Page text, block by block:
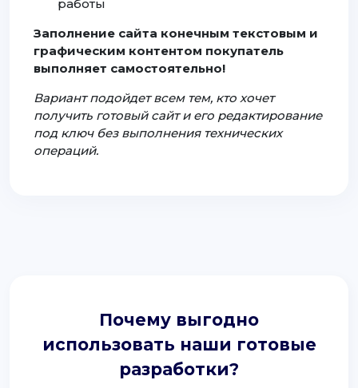
работы
Заполнение сайта конечным текстовым и
графическим контентом покупатель
выполняет самостоятельно!
Вариант подойдет всем тем, кто хочет
получить готовый сайт и его редактирование
под ключ без выполнения технических
операций.
Почему выгодно
использовать наши готовые
разработки?